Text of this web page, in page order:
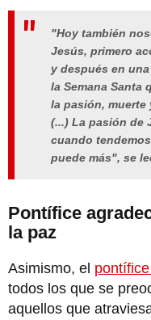
"Hoy también
Jesús, primero
y después en
la Semana Santa
la pasión, muerte
(...) La pasión de
cuando
puede más", se
Pontífice
la paz
Asimismo, el pontífice
todos los que se
aquellos que